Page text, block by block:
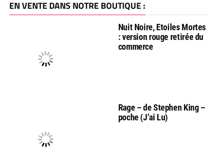
EN VENTE DANS NOTRE BOUTIQUE :
Nuit Noire, Etoiles Mortes
: version rouge retirée du
commerce
Rage – de Stephen King –
poche (J’ai Lu)